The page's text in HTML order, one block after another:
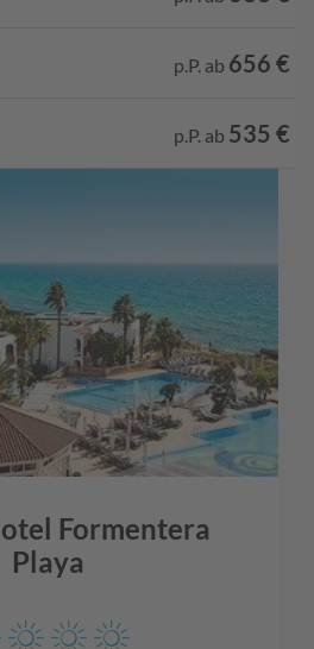
p.P. ab 656 €
p.P. ab 535 €
Formentera
Playa